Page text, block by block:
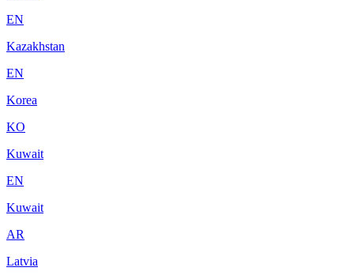
EN
Kazakhstan
EN
Korea
KO
Kuwait
EN
Kuwait
AR
Latvia